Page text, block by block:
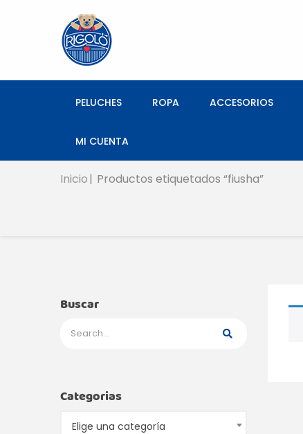
PELUCHES ROPA ACCESORIOS
MI CUENTA
Inicio Productos etiquetados “fiusha”
Buscar
Categorias
Elige una categoría